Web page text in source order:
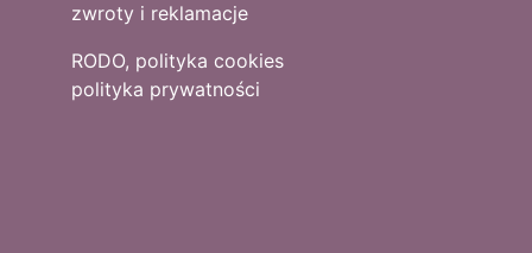
zwroty i reklamacje
RODO, polityka cookies
polityka prywatności